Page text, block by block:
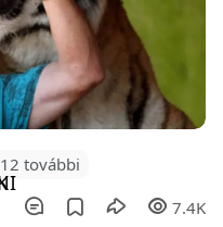
12 további
7.4K